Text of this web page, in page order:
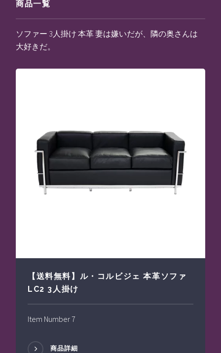
商品一覧
ソファー 3人掛け 本革 妻は嫌いだが、隣の奥さんは
大好きだ。
【送料無料】ル・コルビジェ 本革ソファ
LC2 3人掛け
Item Number 7
商品詳細